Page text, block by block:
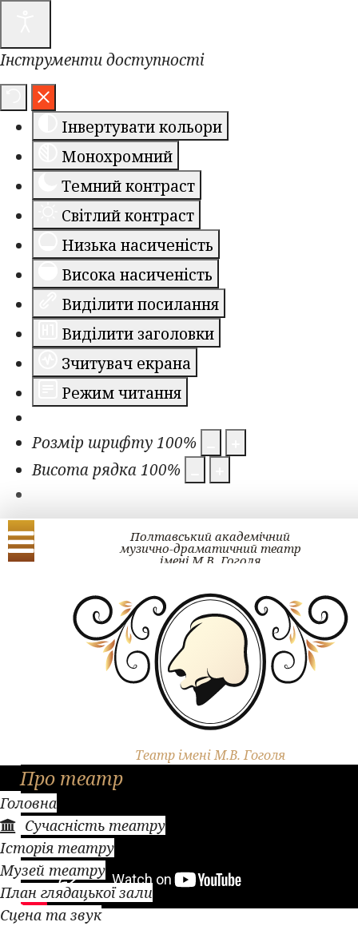
Інструменти доступності
Інвертувати кольори
Монохромний
Темний контраст
Світлий контраст
Низька насиченість
Висока насиченість
Виділити посилання
Виділити заголовки
Зчитувач екрана
Режим читання
Розмір шрифту100%
Висота рядка100%
Театр імені М.В. Гоголя
Про театр
Головна
Сучасність театру
Історія театру
Музей театру
План глядацької зали
Сцена та звук
Полтавський академічний
музично-драматичний театр
імені М.В. Гоголя
Проект